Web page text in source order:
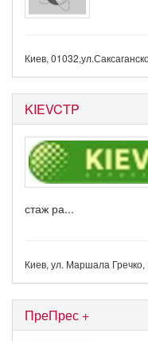
Киев,
KIEVCTP
стаж ра...
Киев, ул. Маршала Гречко,
ПреПрес +